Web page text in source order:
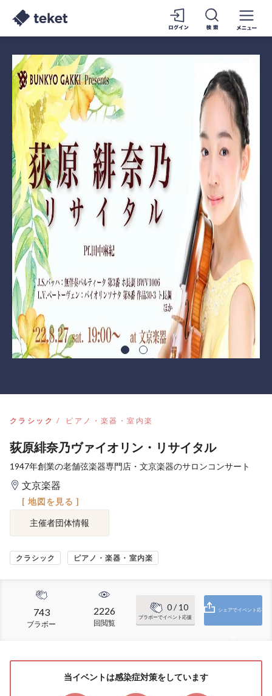
クラシック ピアノ・楽器・室内楽
荻原緋奈乃ヴァイオリン・リサイタル
1947年創業の老舗弦楽器専門店・文京楽器のサロンコンサート
文京楽器
[ 地図を見る ]
主催者団体情報
クラシック ピアノ・楽器・室内楽
743
ブラボー
2226
回閲覧
0/ 10
ブラボーでイベント応援
シェアでイベント応
当イベントは感染症対策をしています